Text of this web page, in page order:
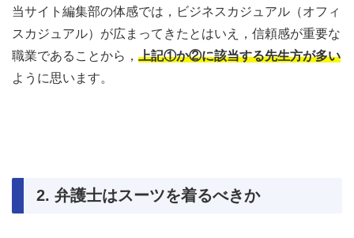
当サイト編集部の体感では，ビジネスカジュアル（オフィ
スカジュアル）が広まってきたとはいえ，信頼感が重要な
職業であることから， 上記①か②に該当する先生方が多い
ように思います。
2. 弁護士はスーツを着るべきか